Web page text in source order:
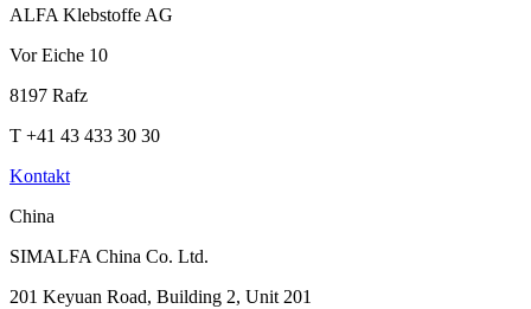
ALFA Klebstoffe AG
Vor Eiche 10
8197 Rafz
T +41 43 433 30 30
Kontakt
China
SIMALFA China Co. Ltd.
201 Keyuan Road, Building 2, Unit 201